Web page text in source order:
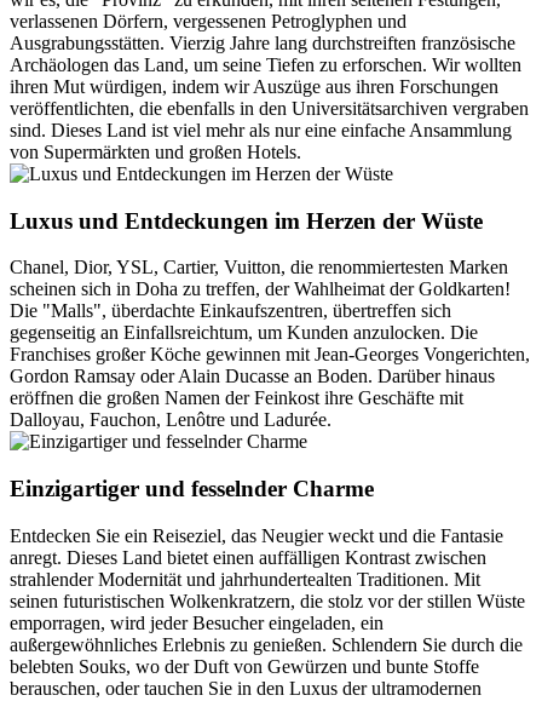
verlassenen Dörfern, vergessenen Petroglyphen und
Ausgrabungsstätten. Vierzig Jahre lang durchstreiften französische
Archäologen das Land, um seine Tiefen zu erforschen. Wir wollten
ihren Mut würdigen, indem wir Auszüge aus ihren Forschungen
veröffentlichten, die ebenfalls in den Universitätsarchiven vergraben
sind. Dieses Land ist viel mehr als nur eine einfache Ansammlung
von Supermärkten und großen Hotels.
Luxus und Entdeckungen im Herzen der Wüste
Chanel, Dior, YSL, Cartier, Vuitton, die renommiertesten Marken
scheinen sich in Doha zu treffen, der Wahlheimat der Goldkarten!
Die "Malls", überdachte Einkaufszentren, übertreffen sich
gegenseitig an Einfallsreichtum, um Kunden anzulocken. Die
Franchises großer Köche gewinnen mit Jean-Georges Vongerichten,
Gordon Ramsay oder Alain Ducasse an Boden. Darüber hinaus
eröffnen die großen Namen der Feinkost ihre Geschäfte mit
Dalloyau, Fauchon, Lenôtre und Ladurée.
Einzigartiger und fesselnder Charme
Entdecken Sie ein Reiseziel, das Neugier weckt und die Fantasie
anregt. Dieses Land bietet einen auffälligen Kontrast zwischen
strahlender Modernität und jahrhundertealten Traditionen. Mit
seinen futuristischen Wolkenkratzern, die stolz vor der stillen Wüste
emporragen, wird jeder Besucher eingeladen, ein
außergewöhnliches Erlebnis zu genießen. Schlendern Sie durch die
belebten Souks, wo der Duft von Gewürzen und bunte Stoffe
berauschen, oder tauchen Sie in den Luxus der ultramodernen